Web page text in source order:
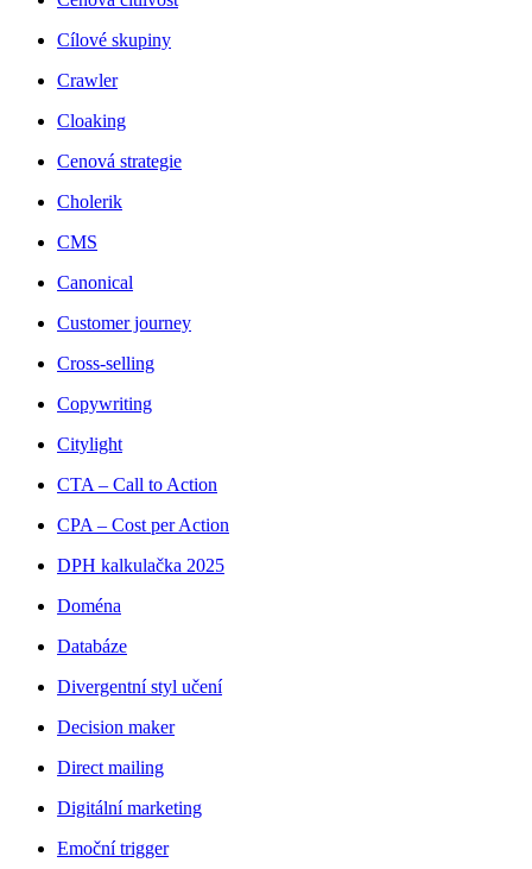
Cílové skupiny
Crawler
Cloaking
Cenová strategie
Cholerik
CMS
Canonical
Customer journey
Cross-selling
Copywriting
Citylight
CTA – Call to Action
CPA – Cost per Action
DPH kalkulačka 2025
Doména
Databáze
Divergentní styl učení
Decision maker
Direct mailing
Digitální marketing
Emoční trigger